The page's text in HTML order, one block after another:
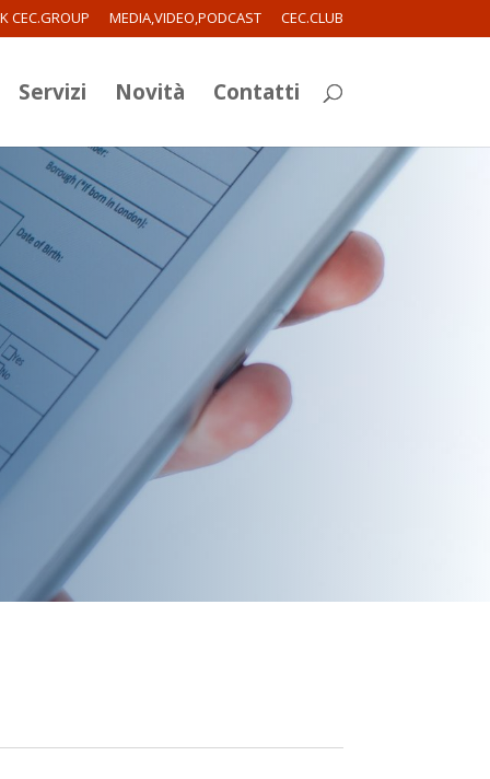
CEC.GROUP MEDIA,VIDEO,PODCAST CEC.CLUB
Servizi Novità Contatti